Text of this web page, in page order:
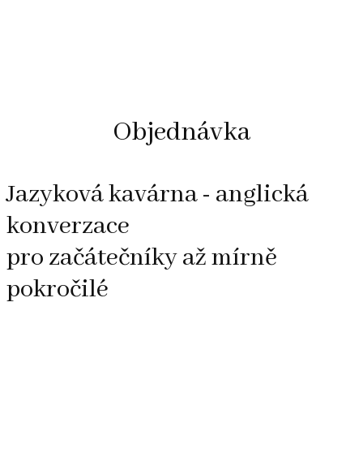
Objednávka
Jazyková kavárna - anglická
konverzace
pro začátečníky až mírně
pokročilé